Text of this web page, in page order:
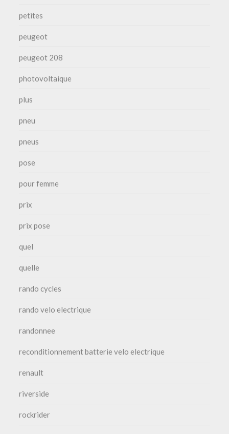
petites
peugeot
peugeot 208
photovoltaique
plus
pneu
pneus
pose
pour femme
prix
prix pose
quel
quelle
rando cycles
rando velo electrique
randonnee
reconditionnement batterie velo electrique
renault
riverside
rockrider